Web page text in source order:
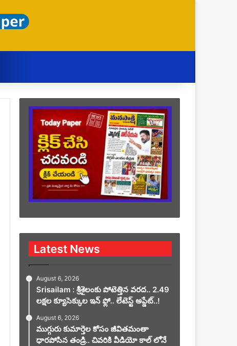
Latest News
August 6, 2026
Srisailam : శ్రీశైలంకు పోటెత్తిన వరద.. 2.49
లక్షల క్యూసెక్కుల ఇన్ ఫ్లో.. లేటెస్ట్ అప్డేట్..!
August 6, 2026
ముగ్గురు కుమార్తెల కోసం జీవితమంతా
ధారపోసిన తండ్రి.. చివరికి వీడియో కాల్ లోనే